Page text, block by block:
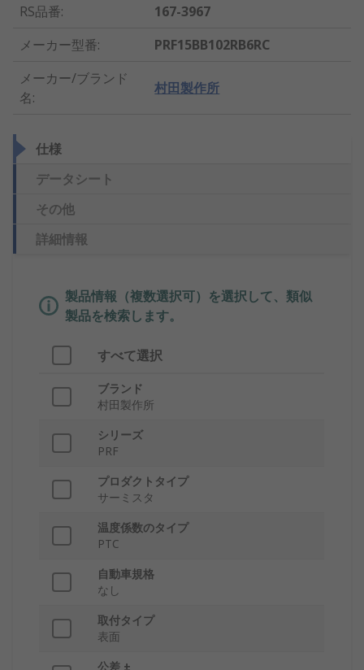
RS品番:
167-3967
メーカー型番:
PRF15BB102RB6RC
メーカー/ブランド
名:
村田製作所
仕様
データシート
その他
詳細情報
製品情報（複数選択可）を選択して、類似
製品を検索します。
すべて選択
ブランド
村田製作所
シリーズ
PRF
プロダクトタイプ
サーミスタ
温度係数のタイプ
PTC
自動車規格
なし
取付タイプ
表面
公差 ±